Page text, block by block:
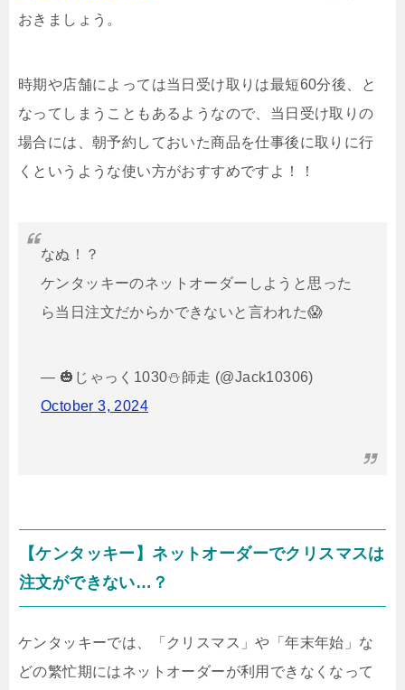
おきましょう。
時期や店舗によっては当日受け取りは最短60分後、と
なってしまうこともあるようなので、当日受け取りの
場合には、朝予約しておいた商品を仕事後に取りに行
くというような使い方がおすすめですよ！！
なぬ！？
ケンタッキーのネットオーダーしようと思った
ら当日注文だからかできないと言われた😱
— 🎃じゃっく1030⛄️師走 (@Jack10306)
October 3, 2024
【ケンタッキー】ネットオーダーでクリスマスは
注文ができない…？
ケンタッキーでは、「クリスマス」や「年末年始」な
どの繁忙期にはネットオーダーが利用できなくなって